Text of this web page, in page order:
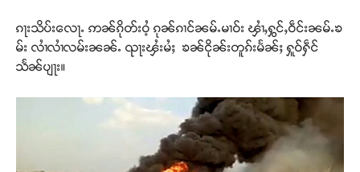
ၵႃးသိပ်းလေႃႉ ဢၼ်ၵိုတ်းဝႆ့ ၵုၼ်ၵၢင်ၼမ်ႉမၢဝ်း ၾၢႆႇႁွင်ႇဝဵင်းၼမ်ႉၶ
မ်း လၢႆလၢႆလမ်းၼၼ်ႉ ၺႃးၾႆးမႆႈ ၶၼ်ငိုၼ်းတူၵ်းမႅၼ်ႈ ႁူဝ်ႁဵင်
သႅၼ်ပျႃး။